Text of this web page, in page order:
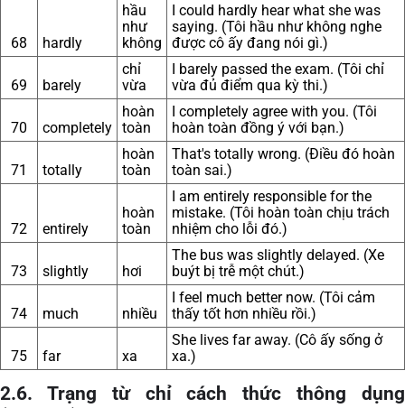
68 hardly
hầu
như
không
I could hardly hear what she was
saying. (Tôi hầu như không nghe
được cô ấy đang nói gì.)
69 barely
chỉ
vừa
I barely passed the exam. (Tôi chỉ
vừa đủ điểm qua kỳ thi.)
70 completely
hoàn
toàn
I completely agree with you. (Tôi
hoàn toàn đồng ý với bạn.)
71 totally
hoàn
toàn
That's totally wrong. (Điều đó hoàn
toàn sai.)
72 entirely
hoàn
toàn
I am entirely responsible for the
mistake. (Tôi hoàn toàn chịu trách
nhiệm cho lỗi đó.)
73 slightly hơi
The bus was slightly delayed. (Xe
buýt bị trễ một chút.)
74 much nhiều
I feel much better now. (Tôi cảm
thấy tốt hơn nhiều rồi.)
75 far xa
She lives far away. (Cô ấy sống ở
xa.)
2.6. Trạng từ chỉ cách thức thông dụng